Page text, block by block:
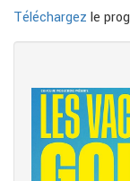
Téléchargez le